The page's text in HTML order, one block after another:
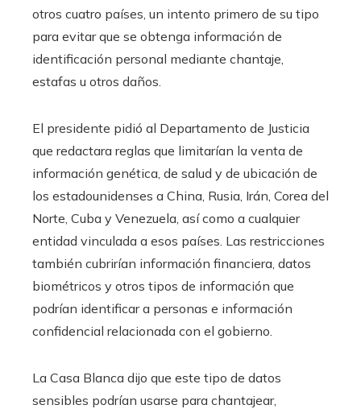
otros cuatro países, un intento primero de su tipo
para evitar que se obtenga información de
identificación personal mediante chantaje,
estafas u otros daños.
El presidente pidió al Departamento de Justicia
que redactara reglas que limitarían la venta de
información genética, de salud y de ubicación de
los estadounidenses a China, Rusia, Irán, Corea del
Norte, Cuba y Venezuela, así como a cualquier
entidad vinculada a esos países. Las restricciones
también cubrirían información financiera, datos
biométricos y otros tipos de información que
podrían identificar a personas e información
confidencial relacionada con el gobierno.
La Casa Blanca dijo que este tipo de datos
sensibles podrían usarse para chantajear,